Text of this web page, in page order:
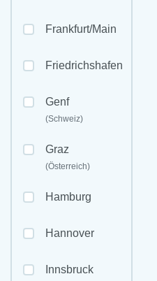
Frankfurt/Main
Friedrichshafen
Genf
(Schweiz)
Graz
(Österreich)
Hamburg
Hannover
Innsbruck